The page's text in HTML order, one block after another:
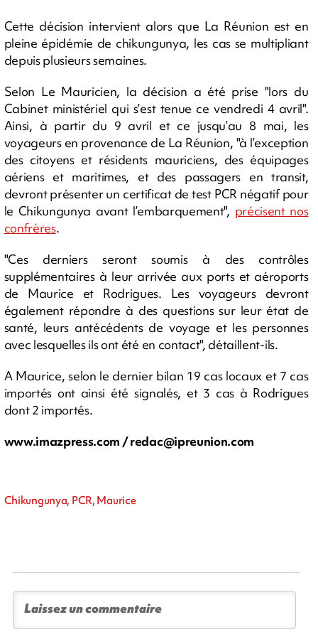
Cette décision intervient alors que La Réunion est en
pleine épidémie de chikungunya, les cas se multipliant
depuis plusieurs semaines.
Selon Le Mauricien, la décision a été prise "lors du
Cabinet ministériel qui s’est tenue ce vendredi 4 avril".
Ainsi, à partir du 9 avril et ce jusqu’au 8 mai, les
voyageurs en provenance de La Réunion, "à l’exception
des citoyens et résidents mauriciens, des équipages
aériens et maritimes, et des passagers en transit,
devront présenter un certificat de test PCR négatif pour
le Chikungunya avant l’embarquement", précisent nos
confrères.
"Ces derniers seront soumis à des contrôles
supplémentaires à leur arrivée aux ports et aéroports
de Maurice et Rodrigues. Les voyageurs devront
également répondre à des questions sur leur état de
santé, leurs antécédents de voyage et les personnes
avec lesquelles ils ont été en contact", détaillent-ils.
A Maurice, selon le dernier bilan 19 cas locaux et 7 cas
importés ont ainsi été signalés, et 3 cas à Rodrigues
dont 2 importés.
www.imazpress.com /redac@ipreunion.com
Chikungunya, PCR, Maurice